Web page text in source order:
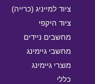
ציוד למייניג (כרייה)
ציוד היקפי
מחשבים ניידים
מחשבי גיימינג
מוצרי גיימינג
כללי